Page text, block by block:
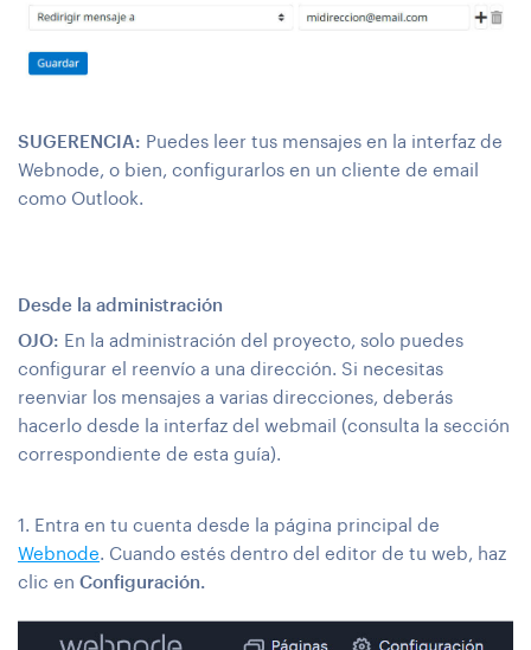
SUGERENCIA: Puedes leer tus mensajes en la interfaz de
Webnode, o bien, configurarlos en un cliente de email
como Outlook.
Desde la administración
OJO: En la administración del proyecto, solo puedes
configurar el reenvío a una dirección. Si necesitas
reenviar los mensajes a varias direcciones, deberás
hacerlo desde la interfaz del webmail (consulta la sección
correspondiente de esta guía).
1. Entra en tu cuenta desde la página principal de
Webnode. Cuando estés dentro del editor de tu web, haz
clic en Configuración.